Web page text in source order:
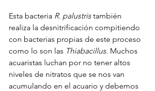
Esta bacteria R. palustris también
realiza la desnitrificación compitiendo
con bacterias propias de este proceso
como lo son las Thiabacillus. Muchos
acuaristas luchan por no tener altos
niveles de nitratos que se nos van
acumulando en el acuario y debemos